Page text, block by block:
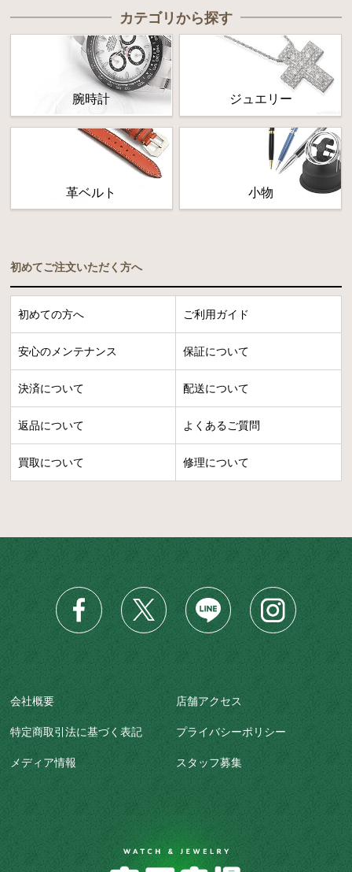
カテゴリから探す
腕時計 ジュエリー
革ベルト 小物
初めてご注文いただく方へ
初めての方へ ご利用ガイド
安心のメンテナンス 保証について
決済について 配送について
返品について よくあるご質問
買取について 修理について
会社概要 店舗アクセス
特定商取引法に基づく表記 プライバシーポリシー
メディア情報 スタッフ募集